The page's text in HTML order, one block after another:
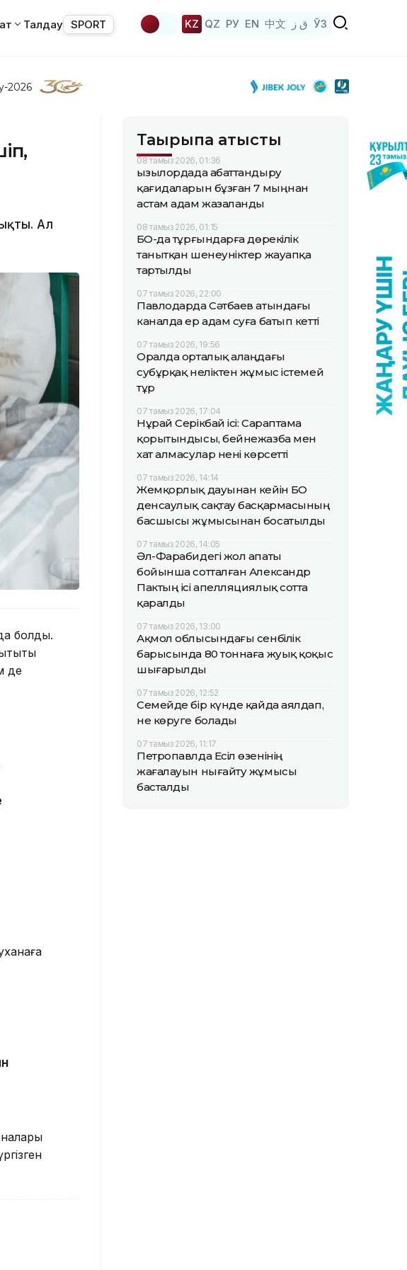
Талдау SPORT KZ QZ РУ EN 中文 ق ز ЎЗ
2026
Ал
болды.
де
Тақырыпқа қатысты
08 тамыз 2026, 01:36
Қызылордада абаттандыру
қағидаларын бұзған 7 мыңнан
астам адам жазаланды
08 тамыз 2026, 01:15
БҚО-да тұрғындарға дөрекілік
танытқан шенеуніктер жауапқа
тартылды
07 тамыз 2026, 22:00
Павлодарда Сәтбаев атындағы
каналда ер адам суға батып кетті
07 тамыз 2026, 19:56
Оралда орталық алаңдағы
субұрқақ неліктен жұмыс істемей
тұр
07 тамыз 2026, 17:04
Нұрай Серікбай ісі: Сараптама
қорытындысы, бейнежазба мен
хат алмасулар нені көрсетті
07 тамыз 2026, 14:14
Жемқорлық дауынан кейін БҚО
денсаулық сақтау басқармасының
басшысы жұмысынан босатылды
07 тамыз 2026, 14:05
Әл-Фарабидегі жол апаты
бойынша сотталған Александр
Пактың ісі апелляциялық сотта
қаралды
07 тамыз 2026, 13:00
Ақмол облысындағы сенбілік
барысында 80 тоннаға жуық қоқыс
шығарылды
07 тамыз 2026, 12:52
Семейде бір күнде қайда аялдап,
не көруге болады
07 тамыз 2026, 11:17
Петропавлда Есіл өзенінің
жағалауын нығайту жұмысы
басталды